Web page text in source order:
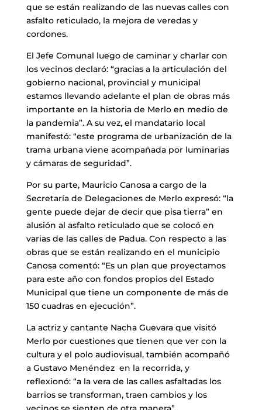
que se están realizando de las nuevas calles con
asfalto reticulado, la mejora de veredas y
cordones.
El Jefe Comunal luego de caminar y charlar con
los vecinos declaró: “gracias a la articulación del
gobierno nacional, provincial y municipal
estamos llevando adelante el plan de obras más
importante en la historia de Merlo en medio de
la pandemia”. A su vez, el mandatario local
manifestó: “este programa de urbanización de la
trama urbana viene acompañada por luminarias
y cámaras de seguridad”.
Por su parte, Mauricio Canosa a cargo de la
Secretaría de Delegaciones de Merlo expresó: “la
gente puede dejar de decir que pisa tierra” en
alusión al asfalto reticulado que se colocó en
varias de las calles de Padua. Con respecto a las
obras que se están realizando en el municipio
Canosa comentó: “Es un plan que proyectamos
para este año con fondos propios del Estado
Municipal que tiene un componente de más de
150 cuadras en ejecución”.
La actriz y cantante Nacha Guevara que visitó
Merlo por cuestiones que tienen que ver con la
cultura y el polo audiovisual, también acompañó
a Gustavo Menéndez en la recorrida, y
reflexionó: “a la vera de las calles asfaltadas los
barrios se transforman, traen cambios y los